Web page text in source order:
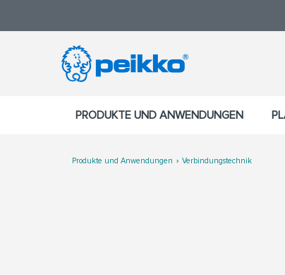
PRODUKTE UND ANWENDUNGEN
Produkte und Anwendungen Verbindungstechnik